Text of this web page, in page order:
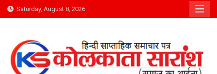
Skip
to
Saturday, August 8, 2026